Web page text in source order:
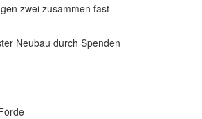
zwei zusammen fast
Neubau durch Spenden